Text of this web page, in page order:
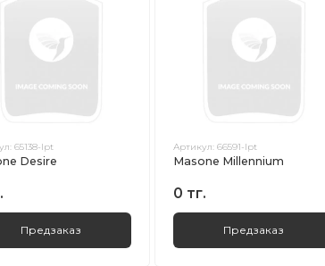
65138-lpt
Desire
Предзаказ
Артикул:66591-lpt
Masone Millennium
0 тг.
Предзаказ